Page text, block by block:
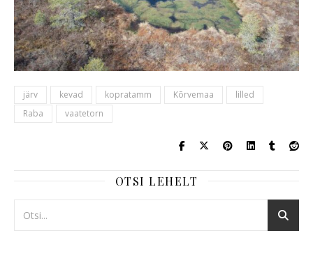
järv kevad kopratamm Kõrvemaa
lilled
Raba
vaatetorn
OTSI LEHELT